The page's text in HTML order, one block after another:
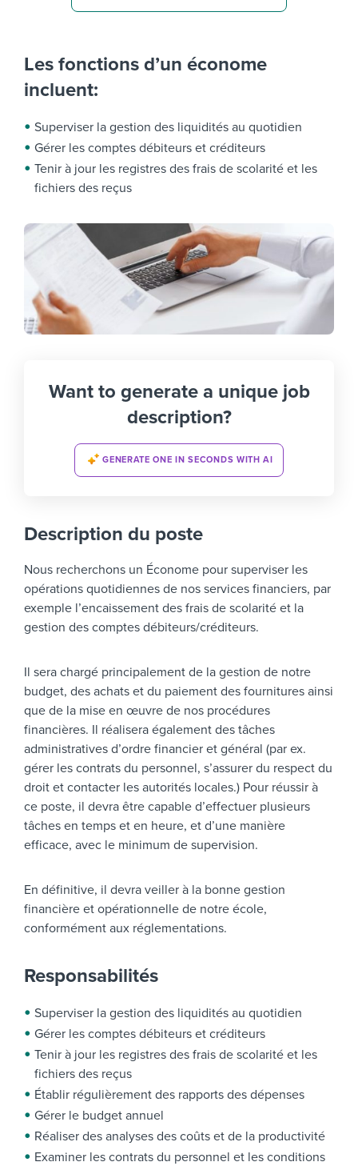
Les fonctions d’un économe
incluent:
Superviser la gestion des liquidités au quotidien
Gérer les comptes débiteurs et créditeurs
Tenir à jour les registres des frais de scolarité et les
fichiers des reçus
Want to generate a unique job
description?
GENERATE ONE IN SECONDS WITH AI
Description du poste
Nous recherchons un Économe pour superviser les
opérations quotidiennes de nos services financiers, par
exemple l’encaissement des frais de scolarité et la
gestion des comptes débiteurs/créditeurs.
Il sera chargé principalement de la gestion de notre
budget, des achats et du paiement des fournitures ainsi
que de la mise en œuvre de nos procédures
financières. Il réalisera également des tâches
administratives d’ordre financier et général (par ex.
gérer les contrats du personnel, s’assurer du respect du
droit et contacter les autorités locales.) Pour réussir à
ce poste, il devra être capable d’effectuer plusieurs
tâches en temps et en heure, et d’une manière
efficace, avec le minimum de supervision.
En définitive, il devra veiller à la bonne gestion
financière et opérationnelle de notre école,
conformément aux réglementations.
Responsabilités
Superviser la gestion des liquidités au quotidien
Gérer les comptes débiteurs et créditeurs
Tenir à jour les registres des frais de scolarité et les
fichiers des reçus
Établir régulièrement des rapports des dépenses
Gérer le budget annuel
Réaliser des analyses des coûts et de la productivité
Examiner les contrats du personnel et les conditions